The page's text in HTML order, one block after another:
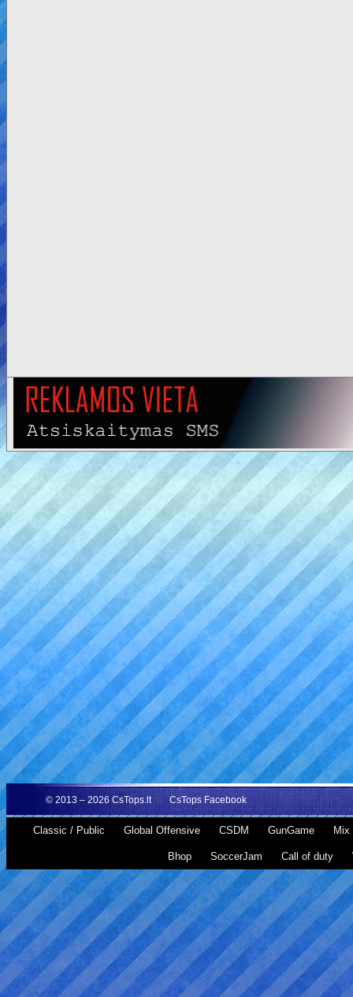
© 2013 – 2026 CsTops.lt CsTops Facebook
Classic / Public Global Offensive CSDM GunGame Mix
Bhop SoccerJam Call of duty